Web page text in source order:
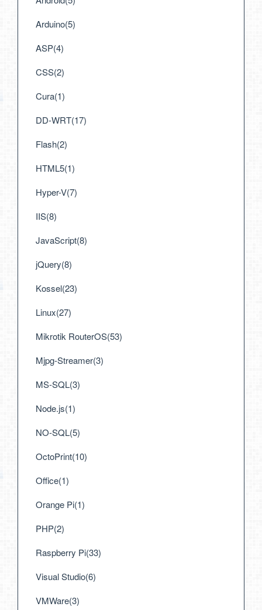
Arduino(5)
ASP(4)
CSS(2)
Cura(1)
DD-WRT(17)
Flash(2)
HTML5(1)
Hyper-V(7)
IIS(8)
JavaScript(8)
jQuery(8)
Kossel(23)
Linux(27)
Mikrotik RouterOS(53)
Mjpg-Streamer(3)
MS-SQL(3)
Node.js(1)
NO-SQL(5)
OctoPrint(10)
Office(1)
Orange Pi(1)
PHP(2)
Raspberry Pi(33)
Visual Studio(6)
VMWare(3)